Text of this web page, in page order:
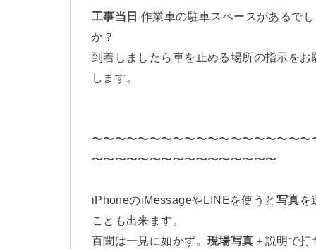
工事当日 作業車の駐車スペースがあるで
か？
到着しましたら車を止める場所の指示をお
します。
〜〜〜〜〜〜〜〜〜〜〜〜〜〜〜〜〜〜〜
〜〜〜〜〜〜〜〜〜〜〜〜〜〜〜〜
iPhoneのiMessageやLINEを使うと 写真を
ことも出来ます。
百聞は一見に如かず。 現場写真 ＋説明で打